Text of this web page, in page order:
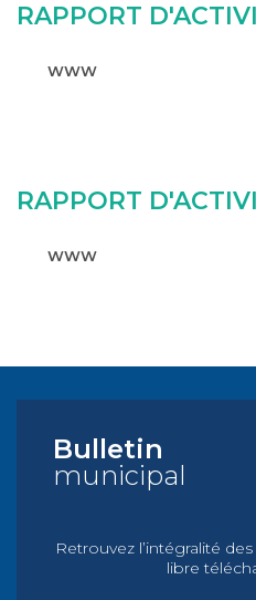
RAPPORT
WWW
RAPPORT
WWW
Bulletin
municipal
Retrouvez l’intégralité
libre